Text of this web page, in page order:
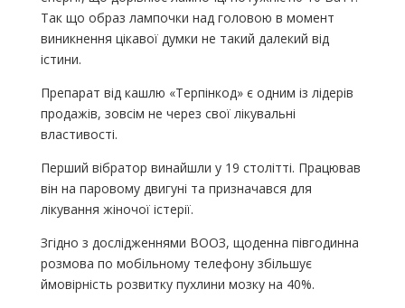
Так що образ лампочки над головою в момент
виникнення цікавої думки не такий далекий від
істини.
Препарат від кашлю «Терпінкод» є одним із лідерів
продажів, зовсім не через свої лікувальні
властивості.
Перший вібратор винайшли у 19 столітті. Працював
він на паровому двигуні та призначався для
лікування жіночої істерії.
Згідно з дослідженнями ВООЗ, щоденна півгодинна
розмова по мобільному телефону збільшує
ймовірність розвитку пухлини мозку на 40%.